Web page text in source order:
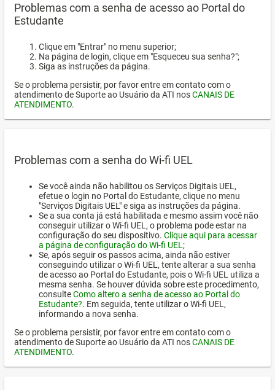
Problemas com a senha de acesso ao Portal do
Estudante
Clique em "Entrar" no menu superior;
Na página de login, clique em "Esqueceu sua senha?";
Siga as instruções da página.
Se o problema persistir, por favor entre em contato com o
atendimento de Suporte ao Usuário da ATI nosCANAIS DE
ATENDIMENTO.
Problemas com a senha do Wi-fi UEL
Se você ainda não habilitou os Serviços Digitais UEL,
efetue o login no Portal do Estudante, clique no menu
"Serviços Digitais UEL" e siga as instruções da página.
Se a sua conta já está habilitada e mesmo assim você não
conseguir utilizar o Wi-fi UEL, o problema pode estar na
configuração do seu dispositivo. Clique aqui para acessar
a página de configuração do Wi-fi UEL ;
Se, após seguir os passos acima, ainda não estiver
conseguindo utilizar o Wi-fi UEL, tente alterar a sua senha
de acesso ao Portal do Estudante, pois o Wi-fi UEL utiliza a
mesma senha. Se houver dúvida sobre este procedimento,
consulteComo altero a senha de acesso ao Portal do
Estudante?. Em seguida, tente utilizar o Wi-fi UEL,
informando a nova senha.
Se o problema persistir, por favor entre em contato com o
atendimento de Suporte ao Usuário da ATI nosCANAIS DE
ATENDIMENTO.